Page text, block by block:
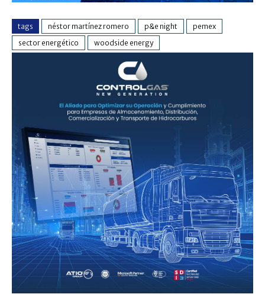
tags néstor martínez romero p&e night
pemex
sector energético
woodside energy